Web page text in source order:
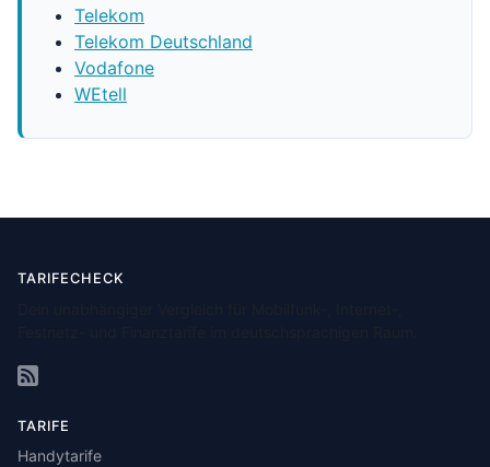
Telekom
Telekom Deutschland
Vodafone
WEtell
TARIFECHECK
TARIFE
Handytarife